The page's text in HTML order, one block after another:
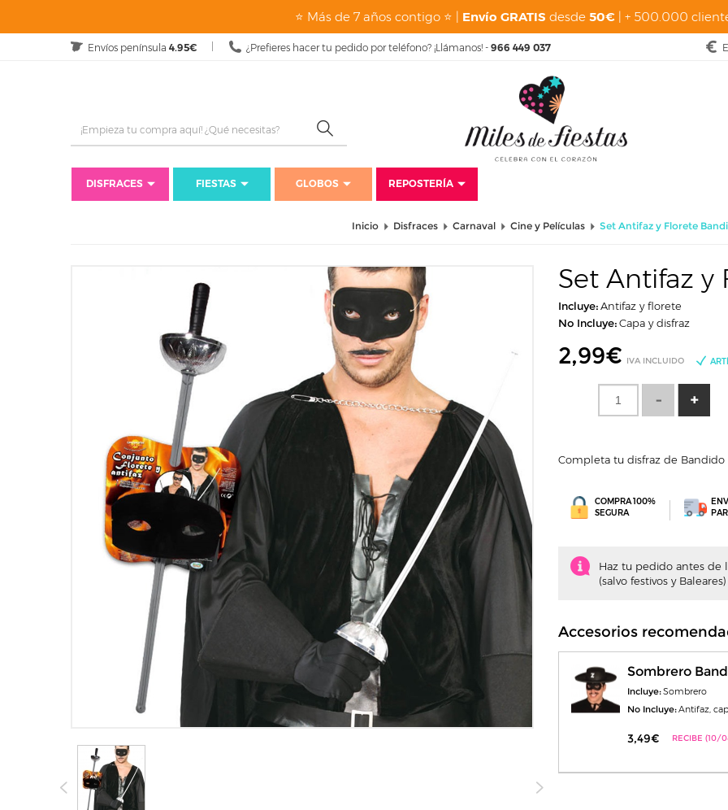
⭐ Más de 7 años contigo ⭐ | Envío GRATIS desde 50€ | + 500.000
Envíos península 4.95€ ¿Prefieres hacer tu pedido por teléfono? ¡Llámanos! - 966 449 037
DISFRACES FIESTAS GLOBOS REPOSTERÍA
Inicio Disfraces Carnaval Cine y Películas Set Antifaz y Florete
Set Antifaz y
Incluye:Antifaz y florete
No Incluye:Capa y disfraz
2,99€ IVA INCLUIDO
Completa tu disfraz de
COMPRA 100%
SEGURA
Haz tu pedido antes de
(salvo festivos y Baleares)
Accesorios
Sombrero
Incluye:Sombrero
No Incluye:Antifaz,
3,49€ RECIBE (10/